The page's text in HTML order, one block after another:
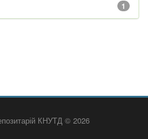
1
КНУТД © 2026